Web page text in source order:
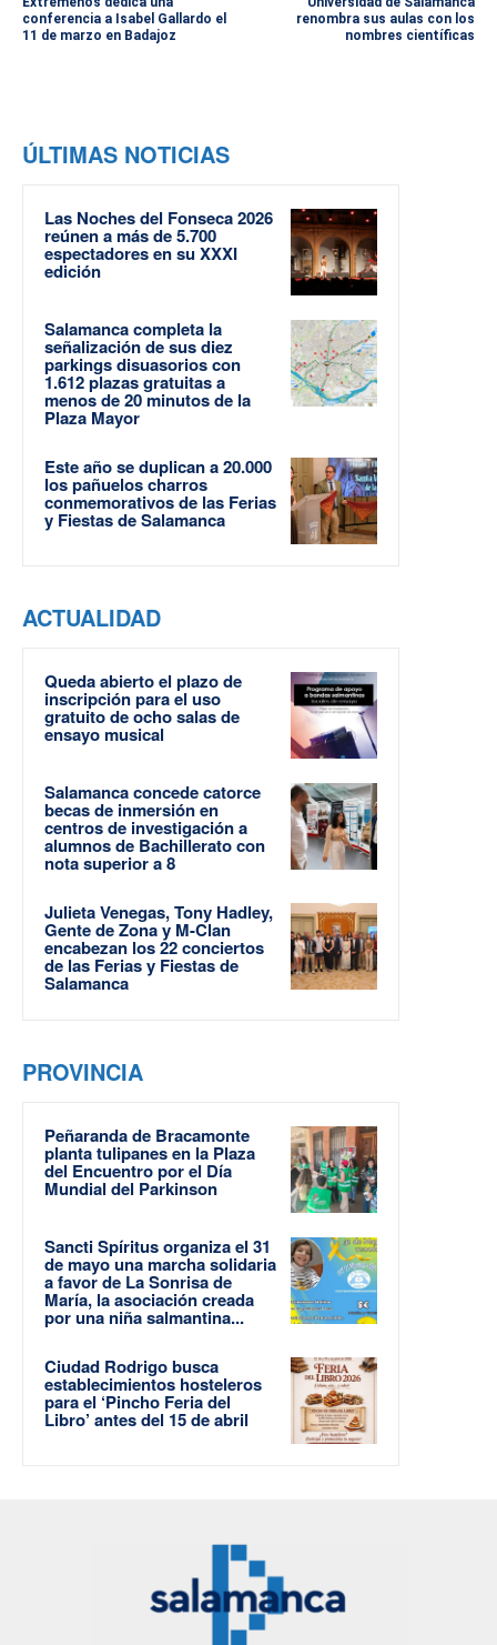
conferencia a Isabel Gallardo el
11 de marzo en Badajoz
renombra sus aulas con los
nombres científicas
ÚLTIMAS NOTICIAS
Las Noches del Fonseca 2026
reúnen a más de 5.700
espectadores en su XXXI
edición
Salamanca completa la
señalización de sus diez
parkings disuasorios con
1.612 plazas gratuitas a
menos de 20 minutos de la
Plaza Mayor
Este año se duplican a 20.000
los pañuelos charros
conmemorativos de las Ferias
y Fiestas de Salamanca
ACTUALIDAD
Queda abierto el plazo de
inscripción para el uso
gratuito de ocho salas de
ensayo musical
Salamanca concede catorce
becas de inmersión en
centros de investigación a
alumnos de Bachillerato con
nota superior a 8
Julieta Venegas, Tony Hadley,
Gente de Zona y M-Clan
encabezan los 22 conciertos
de las Ferias y Fiestas de
Salamanca
PROVINCIA
Peñaranda de Bracamonte
planta tulipanes en la Plaza
del Encuentro por el Día
Mundial del Parkinson
Sancti Spíritus organiza el 31
de mayo una marcha solidaria
a favor de La Sonrisa de
María, la asociación creada
por una niña salmantina...
Ciudad Rodrigo busca
establecimientos hosteleros
para el ‘Pincho Feria del
Libro’ antes del 15 de abril